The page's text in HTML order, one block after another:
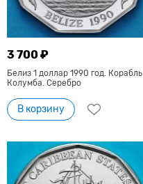
3 700 ₽
Белиз 1 доллар 1990 год. Корабль
Колумба. Серебро
В корзину